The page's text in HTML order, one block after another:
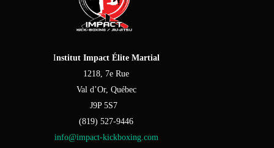
Institut Impact Élite Martial
1218, 7e Rue
Val d’Or, Québec
J9P 5S7
(819) 527-9446
info@impact-kickboxing.com